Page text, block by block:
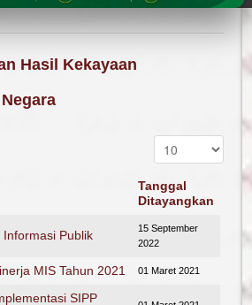
Hasil Kekayaan
Tanggal
Ditayangkan
Publik
15 September
2022
MIS Tahun 2021 01 Maret 2021
SIPP